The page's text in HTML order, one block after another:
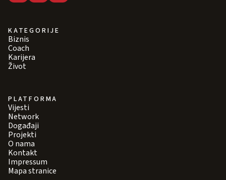
KATEGORIJE
Biznis
Coach
Karijera
Život
PLATFORMA
Vijesti
Network
Događaji
Projekti
O nama
Kontakt
Impressum
Mapa stranice